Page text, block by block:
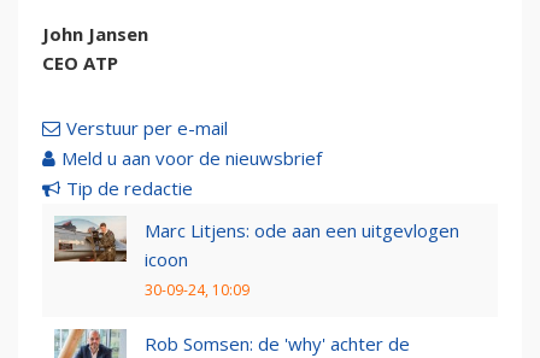
John Jansen
CEO ATP
Verstuur per e-mail
Meld u aan voor de nieuwsbrief
Tip de redactie
Marc Litjens: ode aan een uitgevlogen
icoon
30-09-24, 10:09
Rob Somsen: de 'why' achter de